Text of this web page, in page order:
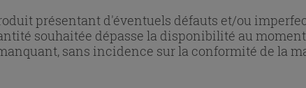
présentant d'éventuels défauts et/ou
souhaitée dépasse la disponibilité au
sans incidence sur la conformité de la